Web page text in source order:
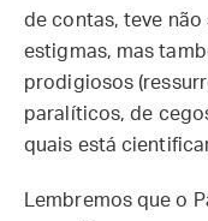
de contas, teve
estigmas, mas
prodigiosos
paralíticos, de
quais está
Lembremos que o